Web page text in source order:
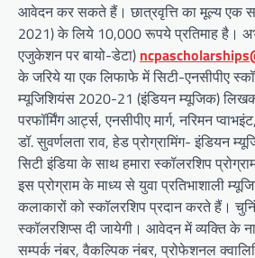
आवेदन कर सकते हैं। छात्रवृत्ति का मूल्य एक
2021) के लिये 10,000 रूपये प्रतिमाह है।
एजुकेशन पर बायो-डेटा)
के जरिये या एक लिफाफे में सिटी-एनसीपीए
म्यूजिशियंस 2020-21 (इंडियन म्यूजिक)
परफॉर्मिंग आर्ट्स, एनसीपीए मार्ग, नरिमन
डॉ. सुवर्णलता राव, हेड प्रोग्रामिंग- इंडियन
सिटी इंडिया के साथ हमारा स्कॉलरशिप
इस प्रोग्राम के माध्य से युवा प्रतिभाशाली
कलाकारों को स्कॉलरशिप प्रदान करते हैं।
स्कॉलरशिप्स दी जायेगी। आवेदन में व्यक्ति के
सम्पर्क नंबर, वैकल्पिक नंबर, प्रोफेशनल